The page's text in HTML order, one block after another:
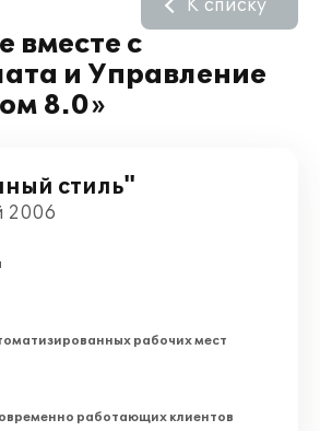
вместе с
и Управление
8.0»
К списку
стиль"
2006
рабочих мест
работающих клиентов